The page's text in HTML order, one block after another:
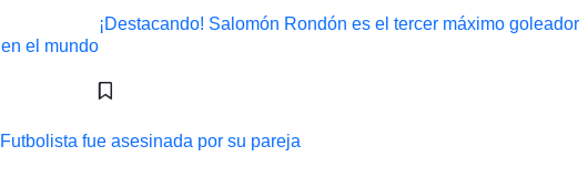
¡Destacando! Salomón Rondón es el tercer máximo goleador
Futbolista fue asesinada por su pareja